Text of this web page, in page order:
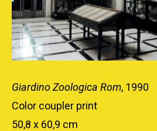
Giardino Zoologica Rom, 1990
Color coupler print
50,8 x 60,9 cm